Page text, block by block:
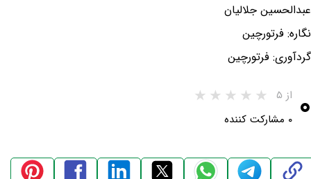
عبدالحسین جلالیان
نگاره: فرتورچین
گردآوری: فرتورچین
۰ از ۵
۰ مشارکت کننده